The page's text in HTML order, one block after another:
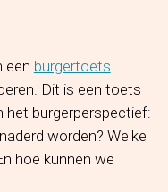
een burgertoets
Dit is een toets
het burgerperspectief:
worden? Welke
hoe kunnen we